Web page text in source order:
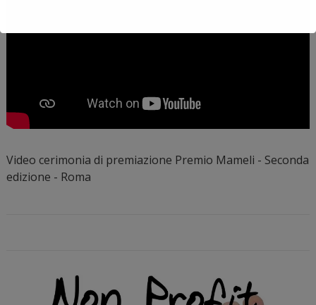
Video cerimonia di premiazione Premio Mameli - Seconda
edizione - Roma